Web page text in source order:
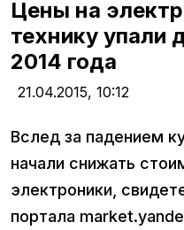
Цены на
технику упали
2014 года
21.04.2015, 10:12
Вслед за падением
начали снижать
электроники,
портала